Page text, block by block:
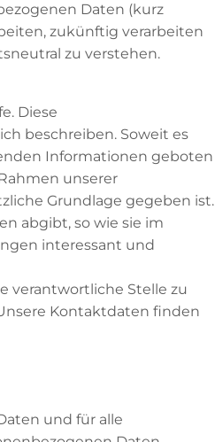
Daten (kurz
zukünftig verarbeiten
zu verstehen.
Diese
beschreiben. Soweit es
Informationen geboten
unserer
Grundlage gegeben ist.
abgibt, so wie sie im
interessant und
verantwortliche Stelle zu
Kontaktdaten finden
und für alle